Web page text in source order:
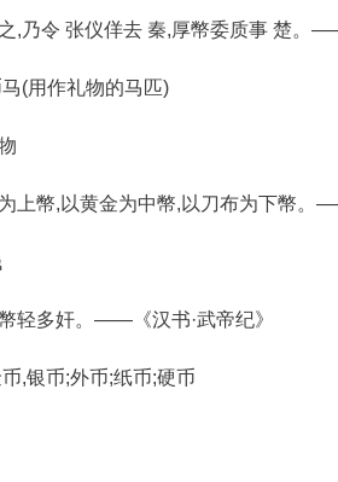
,乃令 张仪佯去 秦,厚幣委质事 楚。
(用作礼物的马匹)
上幣,以黄金为中幣,以刀布为下幣。
轻多奸。——《汉书·武帝纪》
,银币;外币;纸币;硬币